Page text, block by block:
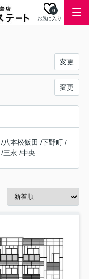
お気に入り
0
変更
変更
/八本松飯田 /下野町 /
/三永 /中央